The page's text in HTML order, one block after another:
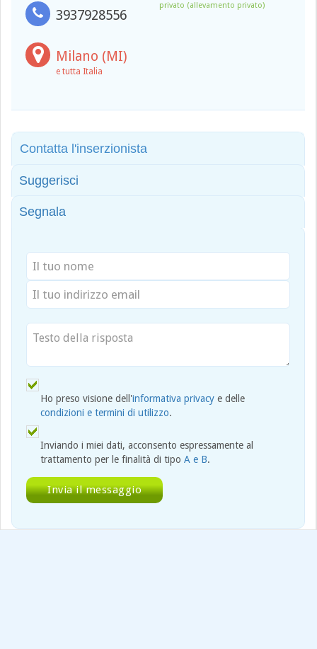
3937928556
privato (allevamento privato)
Milano (MI)
e tutta Italia
Contatta l'inserzionista
Suggerisci
Segnala
Ho preso visione dell'informativa privacy e delle
condizioni e termini di utilizzo.
Inviando i miei dati, acconsento espressamente al
trattamento per le finalità di tipo A e B.